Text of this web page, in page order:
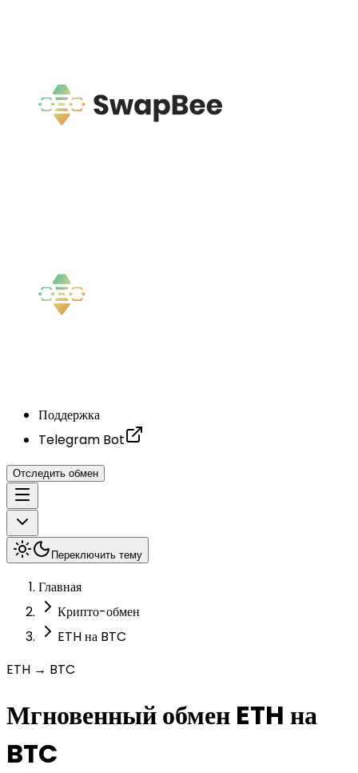
Поддержка
Telegram Bot
Отследить обмен
Переключить тему
Главная
Крипто-обмен
ETH на BTC
ETH → BTC
Мгновенный обмен ETH на
BTC